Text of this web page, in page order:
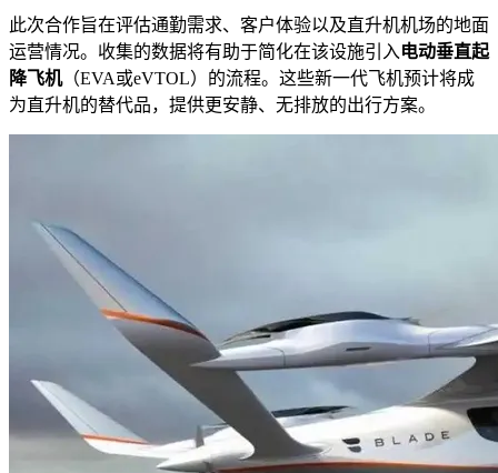
此次合作旨在评估通勤需求、客户体验以及直升机机场的地面
运营情况。收集的数据将有助于简化在该设施引入 电动垂直起
降飞机（EVA或eVTOL）的流程。这些新一代飞机预计将成
为直升机的替代品，提供更安静、无排放的出行方案。